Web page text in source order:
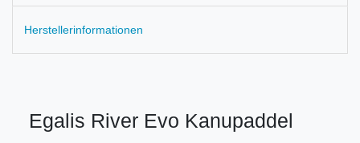
Herstellerinformationen
Egalis River Evo Kanupaddel